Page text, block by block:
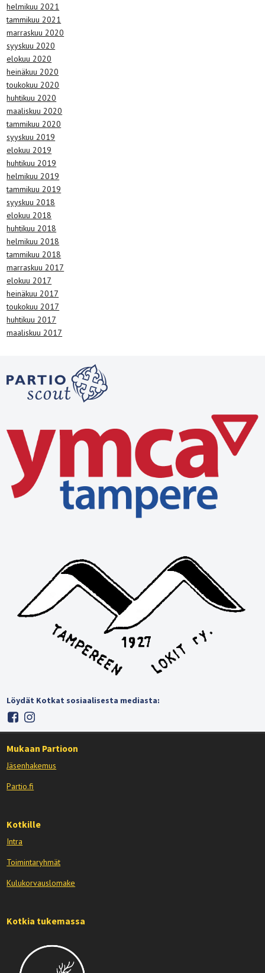
helmikuu 2021
tammikuu 2021
marraskuu 2020
syyskuu 2020
elokuu 2020
heinäkuu 2020
toukokuu 2020
huhtikuu 2020
maaliskuu 2020
tammikuu 2020
syyskuu 2019
elokuu 2019
huhtikuu 2019
helmikuu 2019
tammikuu 2019
syyskuu 2018
elokuu 2018
huhtikuu 2018
helmikuu 2018
tammikuu 2018
marraskuu 2017
elokuu 2017
heinäkuu 2017
toukokuu 2017
huhtikuu 2017
maaliskuu 2017
Löydät Kotkat sosiaalisesta mediasta:
Mukaan Partioon
Jäsenhakemus
Partio.fi
Kotkille
Intra
Toimintaryhmät
Kulukorvauslomake
Kotkia tukemassa